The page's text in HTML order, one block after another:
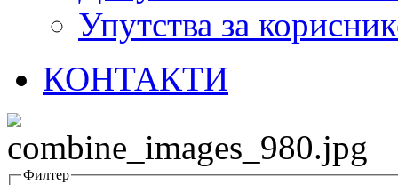
Упутства за
КОНТАКТИ
Филтер